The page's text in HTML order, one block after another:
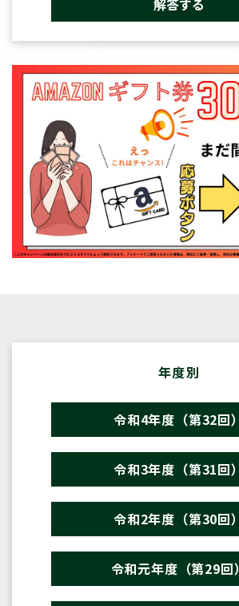
年度別
令和4年度（第32回）
令和3年度（第31回）
令和2年度（第30回）
令和元年度（第29回）